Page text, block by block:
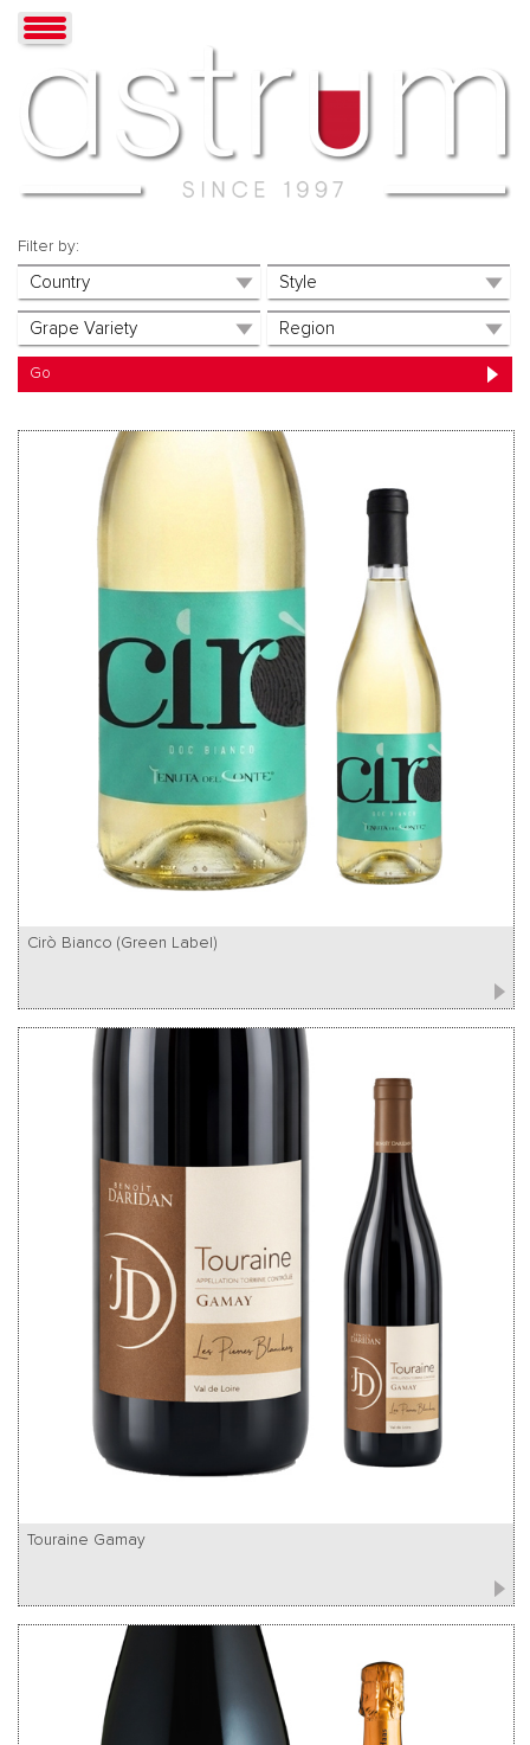
Filter by:
Cirò Bianco (Green Label)
Touraine Gamay